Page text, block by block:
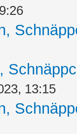
13:15